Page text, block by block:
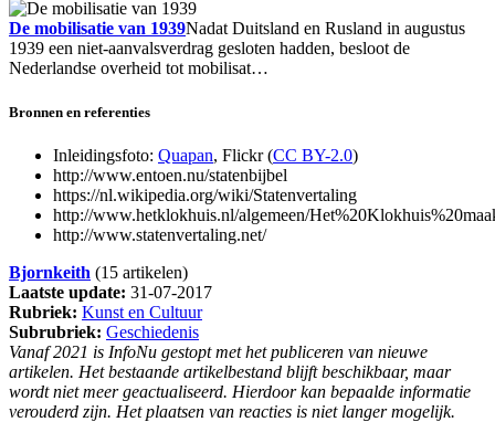
De mobilisatie van 1939Nadat Duitsland en Rusland in augustus
1939 een niet-aanvalsverdrag gesloten hadden, besloot de
Nederlandse overheid tot mobilisat…
Bronnen en referenties
Inleidingsfoto: Quapan, Flickr (CC BY-2.0)
http://www.entoen.nu/statenbijbel
https://nl.wikipedia.org/wiki/Statenvertaling
http://www.hetklokhuis.nl/algemeen/
http://www.statenvertaling.net/
Bjornkeith (15 artikelen)
Laatste update: 31-07-2017
Rubriek: Kunst en Cultuur
Subrubriek: Geschiedenis
Vanaf 2021 is InfoNu gestopt met het publiceren van nieuwe
artikelen. Het bestaande artikelbestand blijft beschikbaar, maar
wordt niet meer geactualiseerd. Hierdoor kan bepaalde informatie
verouderd zijn. Het plaatsen van reacties is niet langer mogelijk.